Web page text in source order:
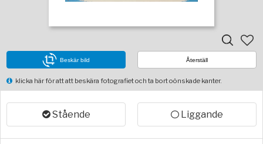
Beskär bild Återställ
klicka här för att att beskära fotografiet och ta bort oönskade kanter.
Stående Liggande